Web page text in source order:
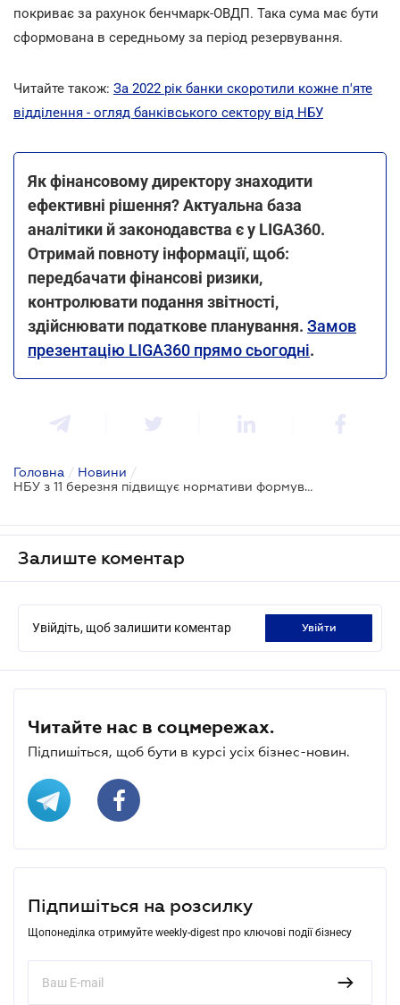
покриває за рахунок бенчмарк-ОВДП. Така сума має бути
сформована в середньому за період резервування.
Читайте також: За 2022 рік банки скоротили кожне п'яте
відділення - огляд банківського сектору від НБУ
Як фінансовому директору знаходити
ефективні рішення? Актуальна база
аналітики й законодавства є у LIGA360.
Отримай повноту інформації, щоб:
передбачати фінансові ризики,
контролювати подання звітності,
здійснювати податкове планування. Замов
презентацію LIGA360 прямо сьогодні.
Головна / Новини /
НБУ з 11 березня підвищує нормативи формування банками обов'язкових резервів
Залиште коментар
Увійдіть, щоб залишити коментар увійти
Читайте нас в соцмережах.
Підпишіться, щоб бути в курсі усіх бізнес-новин.
Підпишіться на розсилку
Щопонеділка отримуйте weekly-digest про ключові події бізнесу